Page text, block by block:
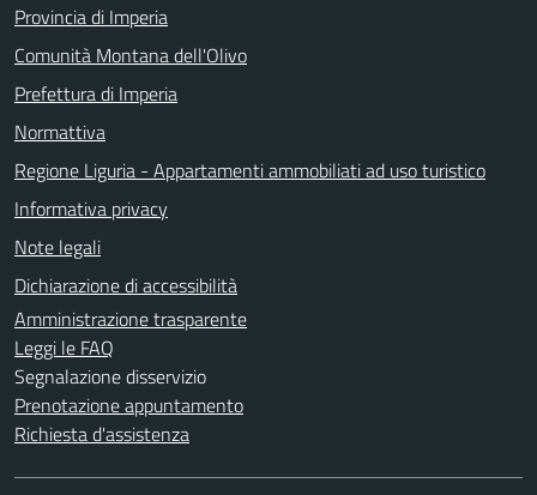
Provincia di Imperia
Comunità Montana dell'Olivo
Prefettura di Imperia
Normattiva
Regione Liguria - Appartamenti ammobiliati ad uso turistico
Informativa privacy
Note legali
Dichiarazione di accessibilità
Amministrazione trasparente
Leggi le FAQ
Segnalazione disservizio
Prenotazione appuntamento
Richiesta d'assistenza